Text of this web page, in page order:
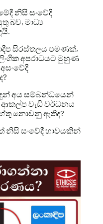
නිසි සංවේදී
බව, මාධ්‍ය
සිරස්තලය පමණක්,
අපරාධයට මුහුණ
දුන් අය සම්බන්ධයෙන්
වැඩි වර්ධනය
නොවනු ඇතිද?
නිසි සංවේදී භාවයකින්